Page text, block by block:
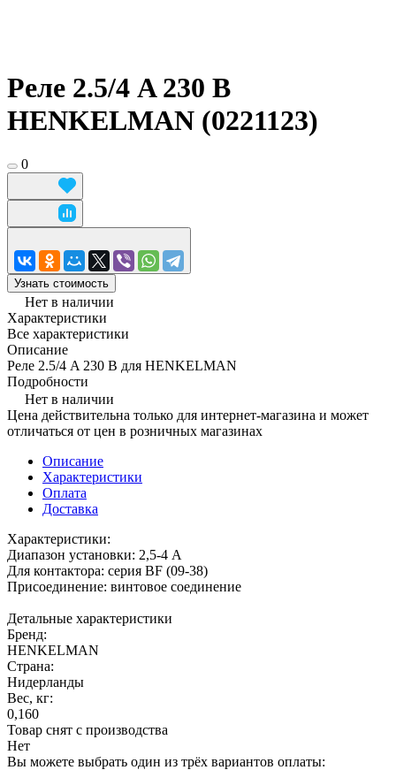
Реле 2.5/4 A 230 В
HENKELMAN (0221123)
0
Узнать стоимость
Нет в наличии
Характеристики
Все характеристики
Описание
Реле 2.5/4 A 230 В для HENKELMAN
Подробности
Нет в наличии
Цена действительна только для интернет-магазина и может
отличаться от цен в розничных магазинах
Описание
Характеристики
Оплата
Доставка
Характеристики:
Диапазон установки: 2,5-4 А
Для контактора: серия BF (09-38)
Присоединение: винтовое соединение
Детальные характеристики
Бренд:
HENKELMAN
Страна:
Нидерланды
Вес, кг:
0,160
Товар снят с производства
Нет
Вы можете выбрать один из трёх вариантов оплаты: